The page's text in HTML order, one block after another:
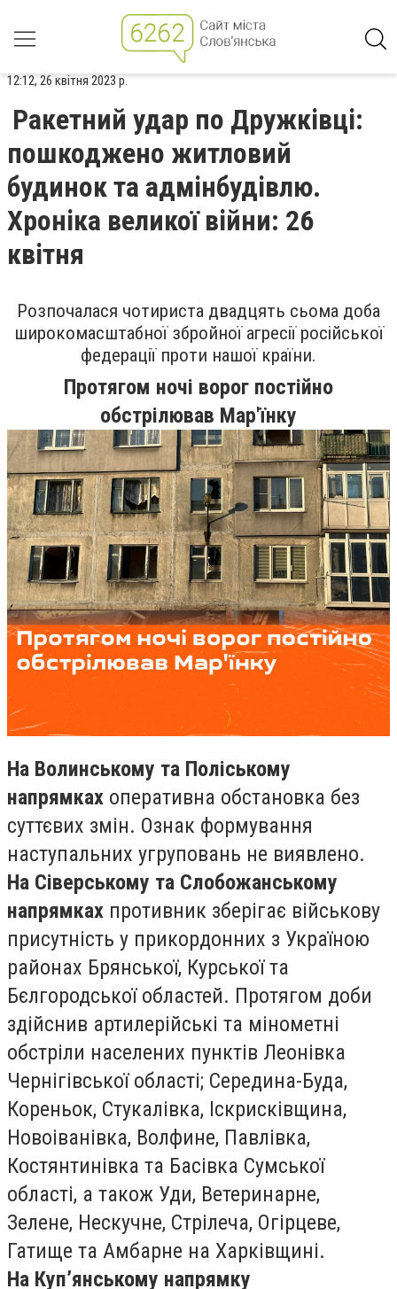
12:12, 26 квітня 2023 р.
Ракетний удар по Дружківці:
пошкоджено житловий
будинок та адмінбудівлю.
Хроніка великої війни: 26
квітня
Розпочалася чотириста двадцять сьома доба
широкомасштабної збройної агресії російської
федерації проти нашої країни.
Протягом ночі ворог постійно
обстрілював Мар'їнку
На Волинському та Поліському
напрямках оперативна обстановка без
суттєвих змін. Ознак формування
наступальних угруповань не виявлено.
На Сіверському та Слобожанському
напрямках противник зберігає військову
присутність у прикордонних з Україною
районах Брянської, Курської та
Бєлгородської областей. Протягом доби
здійснив артилерійські та мінометні
обстріли населених пунктів Леонівка
Чернігівської області; Середина-Буда,
Кореньок, Стукалівка, Іскрисківщина,
Новоіванівка, Волфине, Павлівка,
Костянтинівка та Басівка Сумської
області, а також Уди, Ветеринарне,
Зелене, Нескучне, Стрілеча, Огірцеве,
Гатище та Амбарне на Харківщині.
На Куп’янському напрямку